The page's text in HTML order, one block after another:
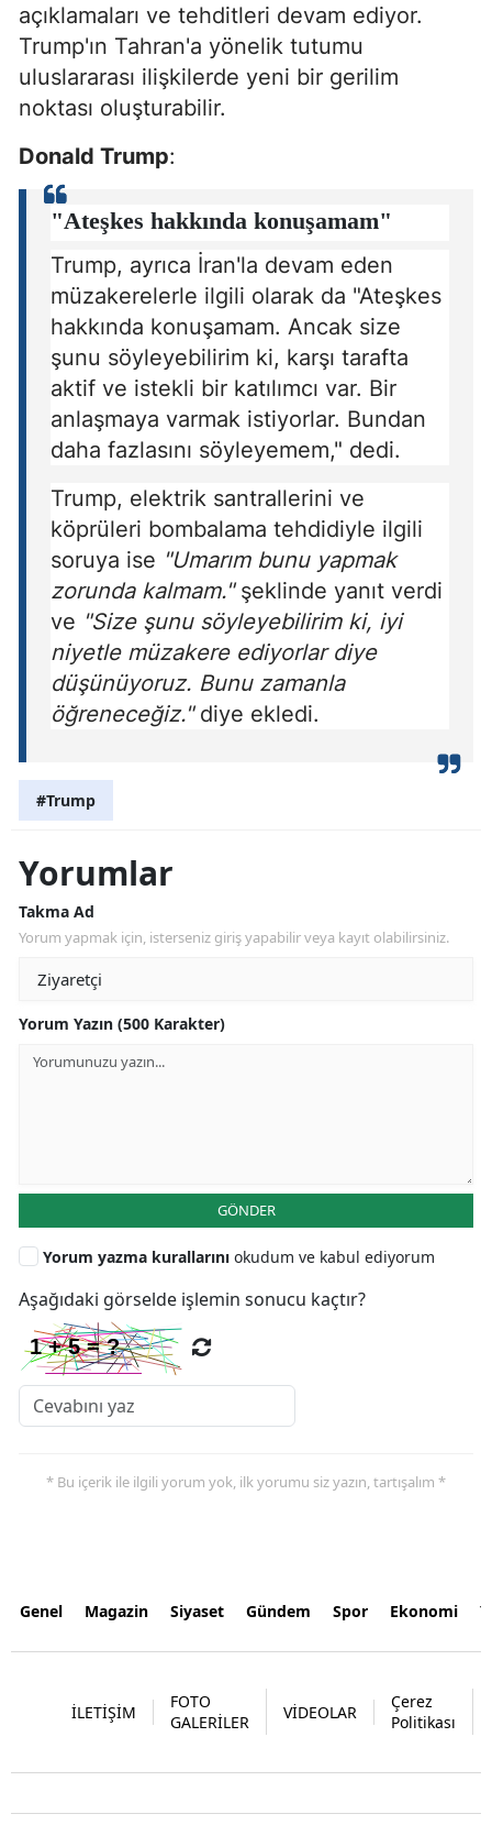
açıklamaları ve tehditleri devam ediyor.
Trump'ın Tahran'a yönelik tutumu
uluslararası ilişkilerde yeni bir gerilim
noktası oluşturabilir.
Donald Trump:
"Ateşkes hakkında konuşamam"
Trump, ayrıca İran'la devam eden
müzakerelerle ilgili olarak da "Ateşkes
hakkında konuşamam. Ancak size
şunu söyleyebilirim ki, karşı tarafta
aktif ve istekli bir katılımcı var. Bir
anlaşmaya varmak istiyorlar. Bundan
daha fazlasını söyleyemem," dedi.
Trump, elektrik santrallerini ve
köprüleri bombalama tehdidiyle ilgili
soruya ise "Umarım bunu yapmak
zorunda kalmam."şeklinde yanıt verdi
ve "Size şunu söyleyebilirim ki, iyi
niyetle müzakere ediyorlar diye
düşünüyoruz. Bunu zamanla
öğreneceğiz."diye ekledi.
#Trump
Yorumlar
Takma Ad
Yorum yapmak için, isterseniz giriş yapabilir veya kayıt olabilirsiniz.
Yorum Yazın (500 Karakter)
GÖNDER
Yorum yazma kurallarını okudum ve kabul ediyorum
Aşağıdaki görselde işlemin sonucu kaçtır?
* Bu içerik ile ilgili yorum yok, ilk yorumu siz yazın, tartışalım *
Genel Magazin Siyaset Gündem Spor Ekonomi
İLETİŞİM
FOTO
GALERİLER
VİDEOLAR
Çerez
Politikası